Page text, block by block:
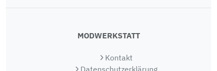
MODWERKSTATT
Kontakt